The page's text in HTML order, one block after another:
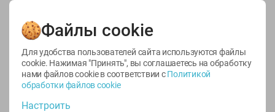
Прочая зелень
Файлы cookie
Для удобства пользователей сайта используются файлы
cookie. Нажимая "Принять", вы соглашаетесь на обработку
нами файлов cookie в соответствии с Политикой
обработки файлов cookie
Настроить